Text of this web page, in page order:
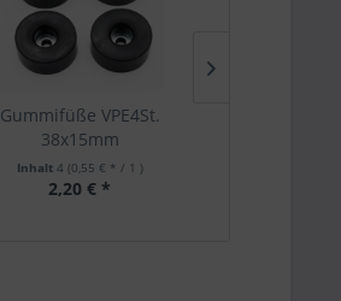
Gummifüße VPE4St.
38x15mm
Inhalt 4 (0,55 € * / 1 )
2,20 € *